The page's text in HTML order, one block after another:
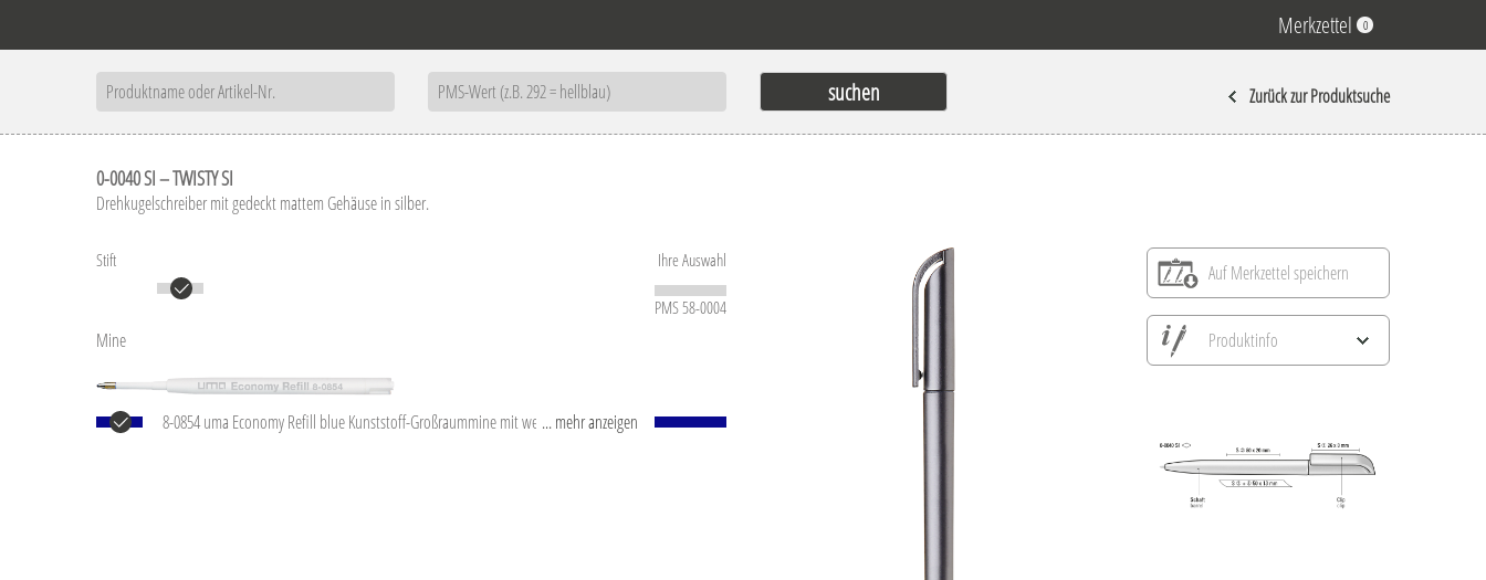
Merkzettel 0
Zurück zur Produktsuche
0-0040 SI – TWISTY SI
Drehkugelschreiber mit gedeckt mattem Gehäuse in silber.
Ihre Auswahl
Stift
PMS 58-0004
Mine
8-0854 uma Economy Refill blue Kunststoff-Großraummine mit weißem... mehr anzeigen
Auf Merkzettel speichern
Produktinfo